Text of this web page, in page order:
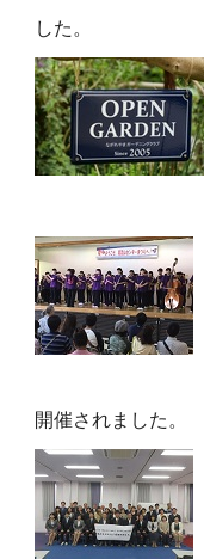
した。
開催されました。